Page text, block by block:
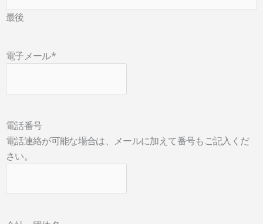
最後
電子メール*
電話番号
電話連絡が可能な場合は、メールに加えて番号もご記入くだ
さい。